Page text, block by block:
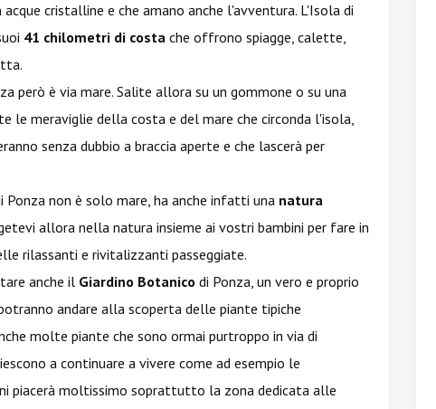
cristalline e che amano anche l'avventura. L'Isola di
41 chilometri di costa che offrono spiagge, calette,
però è via mare. Salite allora su un gommone o su una
le meraviglie della costa e del mare che circonda l'isola,
senza dubbio a braccia aperte e che lascerà per
non è solo mare, ha anche infatti una natura
allora nella natura insieme ai vostri bambini per fare in
rilassanti e rivitalizzanti passeggiate.
anche il Giardino Botanico di Ponza, un vero e proprio
andare alla scoperta delle piante tipiche
molte piante che sono ormai purtroppo in via di
a continuare a vivere come ad esempio le
piacerà moltissimo soprattutto la zona dedicata alle